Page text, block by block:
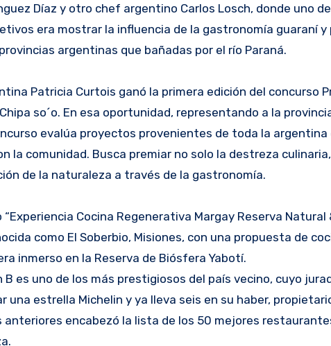
Díaz y otro chef argentino Carlos Losch, donde uno
era mostrar la influencia de la gastronomía guaraní
argentinas que bañadas por el río Paraná.
Patricia Curtois ganó la primera edición del concurso
so´o. En esa oportunidad, representando a la
evalúa proyectos provenientes de toda la
la comunidad. Busca premiar no solo la destreza
de la naturaleza a través de la gastronomía.
Cocina Regenerativa Margay Reserva Natural
como El Soberbio, Misiones, con una propuesta de
inmerso en la Reserva de Biósfera Yabotí.
B es uno de los más prestigiosos del país vecino, cuyo
una estrella Michelin y ya lleva seis en su haber,
anteriores encabezó la lista de los 50 mejores